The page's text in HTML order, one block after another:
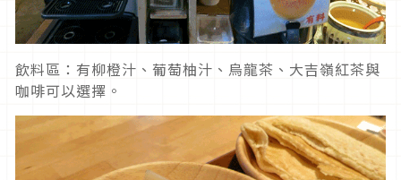
飲料區：有柳橙汁、葡萄柚汁、烏龍茶、大吉嶺紅茶與
咖啡可以選擇。